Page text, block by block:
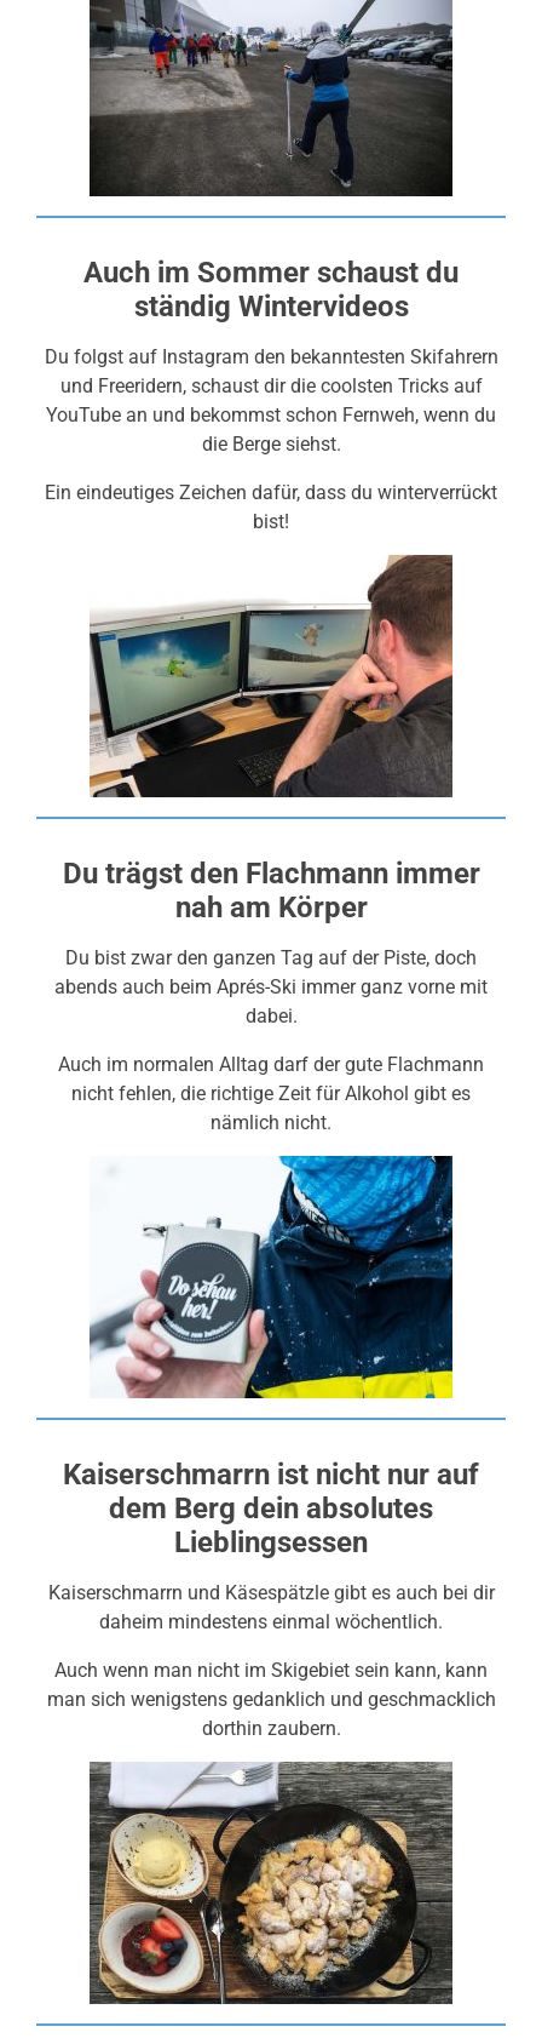
Auch im Sommer schaust du
ständig Wintervideos
Du folgst auf Instagram den bekanntesten Skifahrern
und Freeridern, schaust dir die coolsten Tricks auf
YouTube an und bekommst schon Fernweh, wenn du
die Berge siehst.
Ein eindeutiges Zeichen dafür, dass du winterverrückt
bist!
Du trägst den Flachmann immer
nah am Körper
Du bist zwar den ganzen Tag auf der Piste, doch
abends auch beim Aprés-Ski immer ganz vorne mit
dabei.
Auch im normalen Alltag darf der gute Flachmann
nicht fehlen, die richtige Zeit für Alkohol gibt es
nämlich nicht.
Kaiserschmarrn ist nicht nur auf
dem Berg dein absolutes
Lieblingsessen
Kaiserschmarrn und Käsespätzle gibt es auch bei dir
daheim mindestens einmal wöchentlich.
Auch wenn man nicht im Skigebiet sein kann, kann
man sich wenigstens gedanklich und geschmacklich
dorthin zaubern.